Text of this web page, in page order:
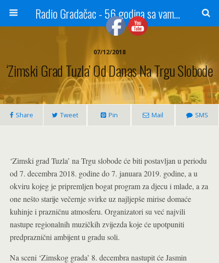
Radio Gradačac - 56 godina sa vama...
07/12/2018
‘Zimski Grad Tuzla’ Od Danas Na Trgu Slobode
Share Tweet Pin Mail SMS
‘Zimski grad Tuzla’ na Trgu slobode će biti postavljan u periodu
od 7. decembra 2018. godine do 7. januara 2019. godine, a u
okviru kojeg je pripremljen bogat program za djecu i mlade, a za
one nešto starije večernje svirke uz najljepše mirise domaće
kuhinje i prazničnu atmosferu. Organizatori su već najvili
nastupe regionalnih muzičkih zvijezda koje će upotpuniti
predpraznični ambijent u gradu soli.
Na sceni ‘Zimskog grada’ 8. decembra nastupit će Jasmin